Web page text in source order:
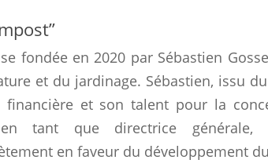
fondée en 2020 par Sébastien
et du jardinage. Sébastien, issu
financière et son talent pour la
tant que directrice générale,
en faveur du développement